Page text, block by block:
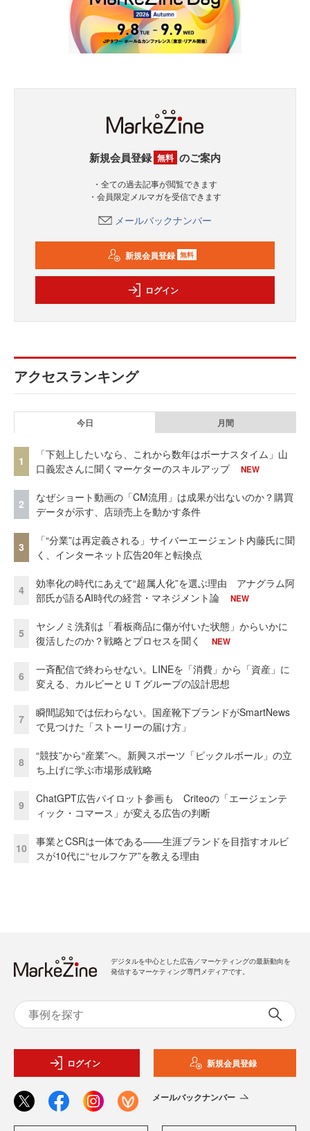
新規会員登録 無料 のご案内
・全ての過去記事が閲覧できます
・会員限定メルマガを受信できます
メールバックナンバー
新規会員登録 無料
ログイン
アクセスランキング
今日 月間
1
「下剋上したいなら、これから数年はボーナスタイム」山
口義宏さんに聞くマーケターのスキルアップ
NEW
2
なぜショート動画の「CM流用」は成果が出ないのか？購買
データが示す、店頭売上を動かす条件
3
「“分業”は再定義される」サイバーエージェント内藤氏に聞
く、インターネット広告20年と転換点
4
効率化の時代にあえて“超属人化”を選ぶ理由 アナグラム阿
部氏が語るAI時代の経営・マネジメント論
NEW
5
ヤシノミ洗剤は「看板商品に傷が付いた状態」からいかに
復活したのか？戦略とプロセスを聞く
NEW
6
一斉配信で終わらせない。LINEを「消費」から「資産」に
変える、カルビーとＵＴグループの設計思想
7
瞬間認知では伝わらない。国産靴下ブランドがSmartNews
で見つけた「ストーリーの届け方」
8
“競技”から“産業”へ。新興スポーツ「ピックルボール」の立
ち上げに学ぶ市場形成戦略
9
ChatGPT広告パイロット参画も Criteoの「エージェンテ
ィック・コマース」が変える広告の判断
10
事業とCSRは一体である――生涯ブランドを目指すオルビ
スが10代に“セルフケア”を教える理由
デジタルを中心とした広告／マーケティングの最新動向を
発信するマーケティング専門メディアです。
ログイン 新規会員登録
メールバックナンバー